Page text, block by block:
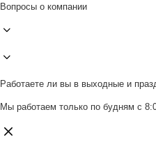
Вопросы о компании
Работаете ли вы в выходные и
Мы работаем только по будням с